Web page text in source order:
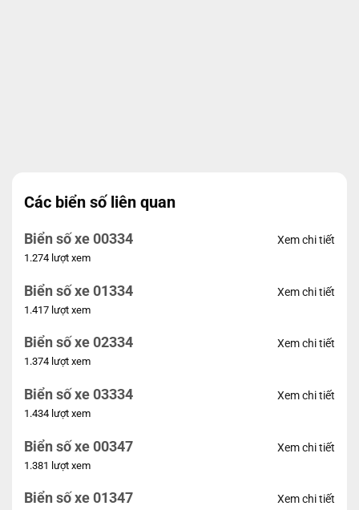
Các biển số liên quan
Biển số xe 00334
1.274 lượt xem
Xem chi tiết
Biển số xe 01334
1.417 lượt xem
Xem chi tiết
Biển số xe 02334
1.374 lượt xem
Xem chi tiết
Biển số xe 03334
1.434 lượt xem
Xem chi tiết
Biển số xe 00347
1.381 lượt xem
Xem chi tiết
Biển số xe 01347 Xem chi tiết